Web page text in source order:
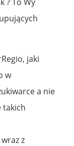
jaki
w
a nie
takich
z